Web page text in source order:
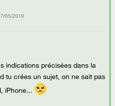
05/2019
indications précisées dans la
tu crées un sujet, on ne sait pas
iPhone...